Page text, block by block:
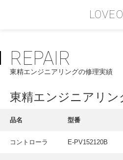
PHILOSOPHY
フィロソフィー
COMPANY
REPAIR
東精エンジニアリングの修理実績
東精エンジニアリン
品名 型番
コントローラ E-PV152120B